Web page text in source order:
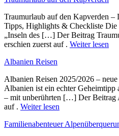
Traumurlaub auf den Kapverden
Tipps, Highlights & Checkliste Die
„Inseln des […] Der Beitrag
erschien zuerst auf . Weiter lesen
Albanien Reisen
Albanien Reisen 2025/2026 –
Albanien ist ein echter Geheimtipp
– mit unberührten […] Der Beitrag
auf . Weiter lesen
Familienabenteuer